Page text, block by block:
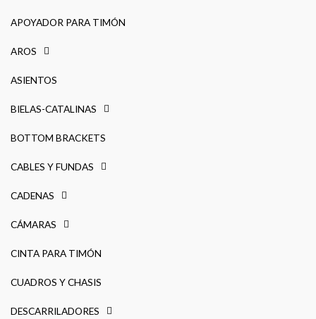
APOYADOR PARA TIMÓN
AROS
ASIENTOS
BIELAS-CATALINAS
BOTTOM BRACKETS
CABLES Y FUNDAS
CADENAS
CÁMARAS
CINTA PARA TIMÓN
CUADROS Y CHASIS
DESCARRILADORES